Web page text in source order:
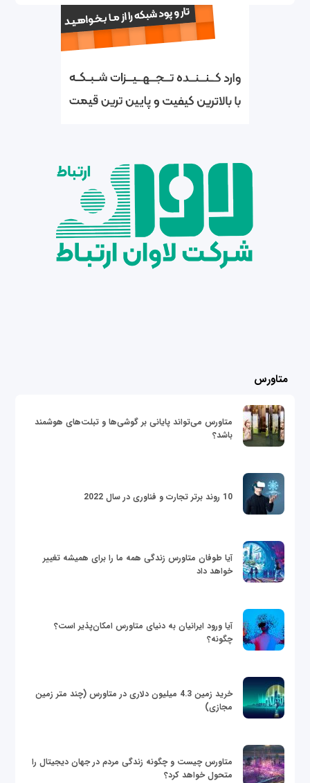
متاورس
متاورس می‌تواند پایانی بر گوشی‌ها و تبلت‌های هوشمند
باشد؟
10 روند برتر تجارت و فناوری در سال 2022
آیا طوفان متاورس زندگی همه ما را برای همیشه تغییر
خواهد داد
آیا ورود ایرانیان به دنیای متاورس امکان‌پذیر است؟
چگونه؟
خرید زمین 4.3 میلیون دلاری در متاورس (چند متر زمین
مجازی)
متاورس چیست و چگونه زندگی مردم در جهان دیجیتال را
متحول خواهد کرد؟